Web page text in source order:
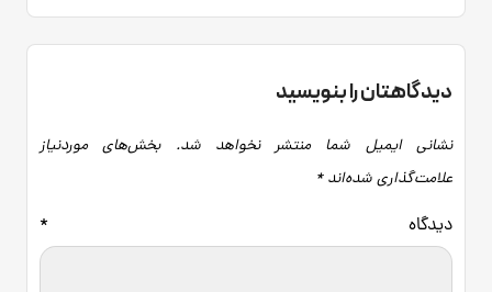
دیدگاهتان را بنویسید
نشانی ایمیل شما منتشر نخواهد شد.
بخش‌های موردنیاز
علامت‌گذاری شده‌اند*
دیدگاه *